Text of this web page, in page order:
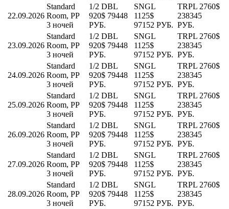
22.09.2026
Standard
Room, PP
3 ночей
1/2 DBL
920$ 79448
РУБ.
SNGL
1125$
97152 РУБ.
TRPL 2760$
238345
РУБ.
23.09.2026
Standard
Room, PP
3 ночей
1/2 DBL
920$ 79448
РУБ.
SNGL
1125$
97152 РУБ.
TRPL 2760$
238345
РУБ.
24.09.2026
Standard
Room, PP
3 ночей
1/2 DBL
920$ 79448
РУБ.
SNGL
1125$
97152 РУБ.
TRPL 2760$
238345
РУБ.
25.09.2026
Standard
Room, PP
3 ночей
1/2 DBL
920$ 79448
РУБ.
SNGL
1125$
97152 РУБ.
TRPL 2760$
238345
РУБ.
26.09.2026
Standard
Room, PP
3 ночей
1/2 DBL
920$ 79448
РУБ.
SNGL
1125$
97152 РУБ.
TRPL 2760$
238345
РУБ.
27.09.2026
Standard
Room, PP
3 ночей
1/2 DBL
920$ 79448
РУБ.
SNGL
1125$
97152 РУБ.
TRPL 2760$
238345
РУБ.
28.09.2026
Standard
Room, PP
3 ночей
1/2 DBL
920$ 79448
РУБ.
SNGL
1125$
97152 РУБ.
TRPL 2760$
238345
РУБ.